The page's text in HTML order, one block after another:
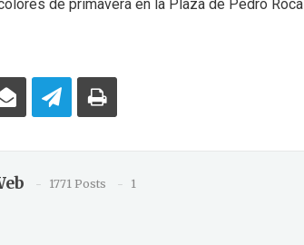
de primavera en la Plaza de Pedro Roca
1771 Posts
1